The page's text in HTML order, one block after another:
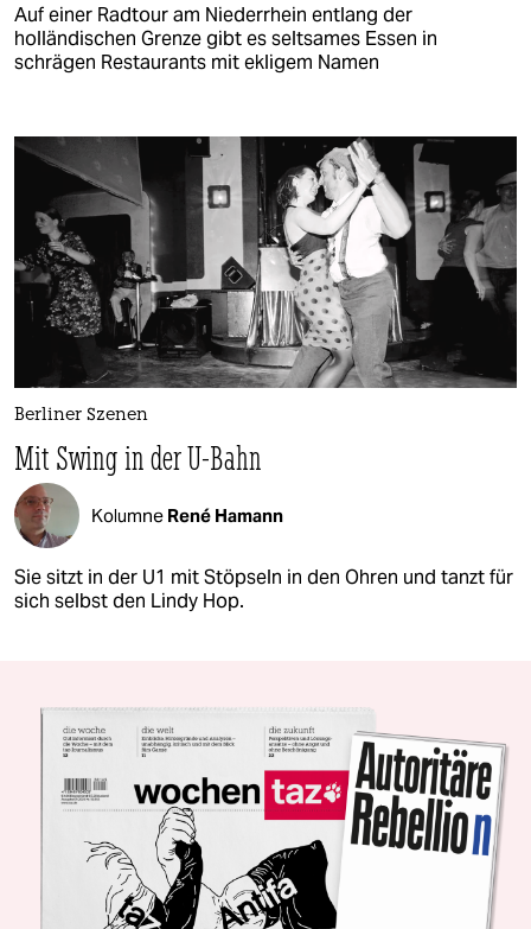
Auf einer Radtour am Niederrhein entlang der
holländischen Grenze gibt es seltsames Essen in
schrägen Restaurants mit ekligem Namen
Berliner Szenen
Mit Swing in der U-Bahn
Kolumne René Hamann
Sie sitzt in der U1 mit Stöpseln in den Ohren und tanzt für
sich selbst den Lindy Hop.